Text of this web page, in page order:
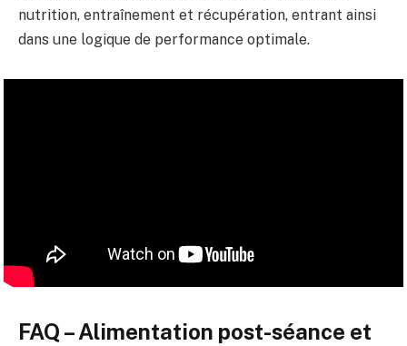
nutrition, entraînement et récupération, entrant ainsi
dans une logique de performance optimale.
FAQ – Alimentation post-séance et